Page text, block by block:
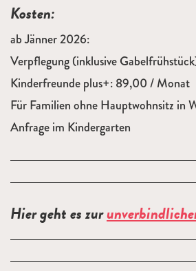
Kosten:
ab Jänner 2026:
Verpflegung (inklusive
Kinderfreunde plus+: 89,00 / Monat
Für Familien ohne Hauptwohnsitz in
Anfrage im Kindergarten
Hier geht es zur